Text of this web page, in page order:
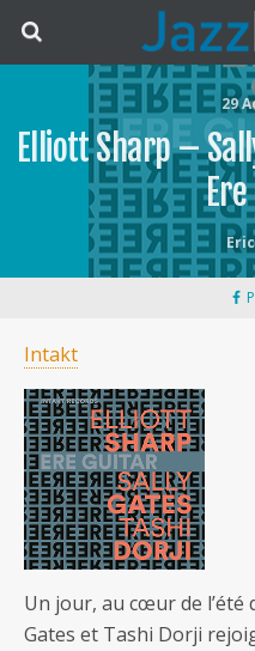
29
Elliott Sharp –
Intakt
Un jour, au cœur de l’été
Gates et Tashi Dorji